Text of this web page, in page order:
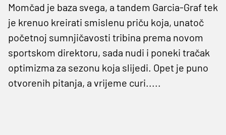
Momčad je baza svega, a tandem Garcia-Graf tek
je krenuo kreirati smislenu priču koja, unatoč
početnoj sumnjičavosti tribina prema novom
sportskom direktoru, sada nudi i poneki tračak
optimizma za sezonu koja slijedi. Opet je puno
otvorenih pitanja, a vrijeme curi.....